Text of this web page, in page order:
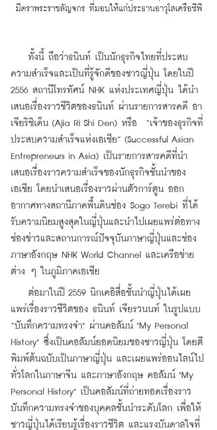
มีตราพระราชลัญจกร ที่มอบให้แก่ประธานอาวุโสเครือซีพี
ทั้งนี้ ถือว่าธนินท์ เป็นนักธุรกิจไทยที่ประสบ
ความสำเร็จและเป็นที่รู้จักดีของชาวญี่ปุ่น โดยในปี
2556 สถานีโทรทัศน์ NHK แห่งประเทศญี่ปุ่น ได้นำ
เสนอเรื่องราวชีวิตของธนินท์ ผ่านรายการสารคดี อา
เจียริชิเด็น (Ajia Ri Shi Den) หรือ  “เจ้าของธุรกิจที่
ประสบความสำเร็จแห่งเอเชีย” (Successful Asian
Entrepreneurs in Asia) เป็นรายการสารคดีที่นำ
เสนอเรื่องราวความสำเร็จของนักธุรกิจชั้นนำของ
เอเชีย โดยนำเสนอเรื่องราวผ่านตัวการ์ตูน ออก
อากาศทางสถานีภาคพื้นดินช่อง Sogo Terebi ที่ได้
รับความนิยมสูงสุดในญี่ปุ่นและนำไปเผยแพร่ต่อทาง
ช่องข่าวและสถานการณ์ปัจจุบันภาษาญี่ปุ่นและช่อง
ภาษาอังกฤษ NHK World Channel และเครือข่าย
ต่าง ๆ ในภูมิภาคเอเชีย
ต่อมาในปี 2559 นิกเคอิสื่อชั้นนำญี่ปุ่นได้เผย
แพร่เรื่องราวชีวิตของ ธนินท์ เจียรวนนท์ ในรูปแบบ
“บันทึกความทรงจำ" ผ่านคอลัมน์ "My Personal
History" ซึ่งเป็นคอลัมน์ยอดนิยมของชาวญี่ปุ่น โดยตี
พิมพ์ต้นฉบับเป็นภาษาญี่ปุ่น และเผยแพร่ออนไลน์ไป
ทั่วโลกในภาษาจีน และภาษาอังกฤษ คอลัมน์ "My
Personal History" เป็นคอลัมน์ที่ถ่ายทอดเรื่องราว
บันทึกความทรงจำของบุคคลชั้นนำระดับโลก เพื่อให้
ชาวญี่ปุ่นได้เรียนรู้เรื่องราวชีวิต และแรงบันดาลใจที่